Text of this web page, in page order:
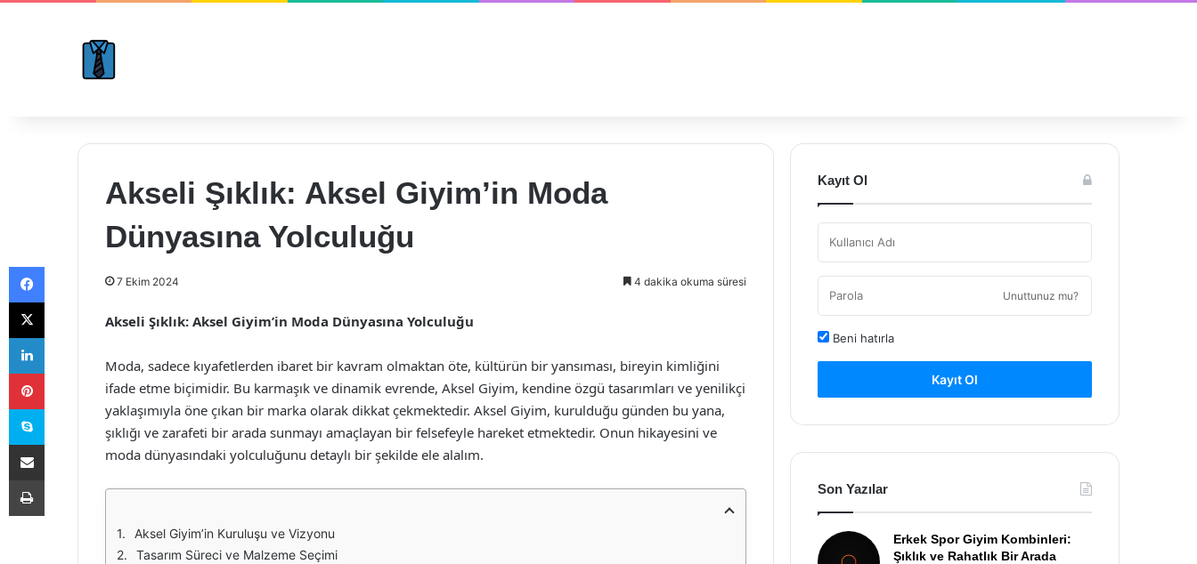
Akseli Şıklık: Aksel Giyim’in Moda
Dünyasına Yolculuğu
7 Ekim 2024 4 dakika okuma süresi
Akseli Şıklık: Aksel Giyim’in Moda Dünyasına Yolculuğu
Moda, sadece kıyafetlerden ibaret bir kavram olmaktan öte, kültürün bir yansıması, bireyin kimliğini
ifade etme biçimidir. Bu karmaşık ve dinamik evrende, Aksel Giyim, kendine özgü tasarımları ve yenilikçi
yaklaşımıyla öne çıkan bir marka olarak dikkat çekmektedir. Aksel Giyim, kurulduğu günden bu yana,
şıklığı ve zarafeti bir arada sunmayı amaçlayan bir felsefeyle hareket etmektedir. Onun hikayesini ve
moda dünyasındaki yolculuğunu detaylı bir şekilde ele alalım.
Aksel Giyim’in Kuruluşu ve Vizyonu
Tasarım Süreci ve Malzeme Seçimi
Kayıt Ol
Unuttunuz mu?
Beni hatırla
Kayıt Ol
Son Yazılar
Erkek Spor Giyim Kombinleri:
Şıklık ve Rahatlık Bir Arada
Facebook
X
LinkedIn
Pinterest
Skype
E-Posta ile paylaş